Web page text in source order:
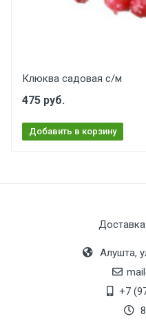
Клюква садовая с/м
475 руб.
Добавить в корзину
Алушта,
+7